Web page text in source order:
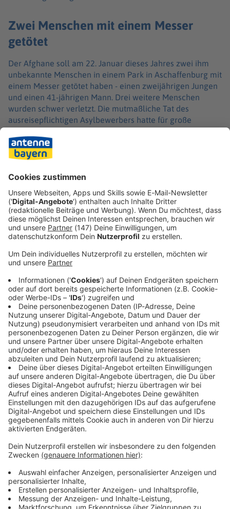
Zwei Menschen mit einem Messer
getötet
Der Afghane soll am 22. Januar dieses Jahres zwei ihm
unbekannte Menschen in einem Park in Aschaffenburg mit
einem Messer getötet haben - einen zweijährigen Jungen
und einen 41-jährigen Mann. Drei weitere Menschen
wurden schwer verletzt. Die mutmaßliche Tat des
ausreisepflichtigen Asylbewerbers hatte für große
Debatte über eine schärfere Migrationspolitik entfacht.
Der Tatverdächtige soll psychisch krank und bereits
mehrfach gewalttätig aufgefallen sein. Nach dem Angriff
untergebracht. Ein Sicherungsverfahren gegen den Mann
beginnt am 16. Oktober.
Immer auf dem Laufenden
Verpass' nichts mehr - mit unserem kostenlosen
ANTENNE BAYERN Newsletter. Ob Nachrichten,
Lifestyle oder unsere neuesten Aktionen - wir
informieren dich.